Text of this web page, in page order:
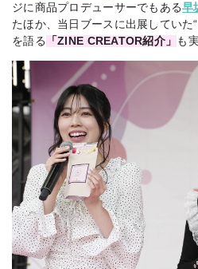
ジに商品プロデューサーでもある早
たほか、当日ブースに出展していた
を語る
「ZINE CREATOR紹介」 も